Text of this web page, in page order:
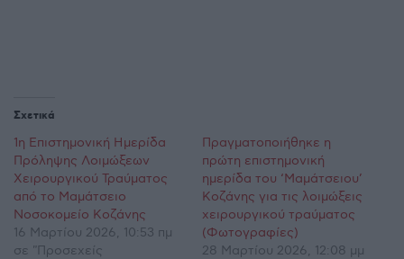
Σχετικά
1η Επιστημονική Ημερίδα
Πρόληψης Λοιμώξεων
Χειρουργικού Τραύματος
από το Μαμάτσειο
Νοσοκομείο Κοζάνης
16 Μαρτίου 2026, 10:53 πμ
σε "Προσεχείς
Πραγματοποιήθηκε η
πρώτη επιστημονική
ημερίδα του ‘Μαμάτσειου’
Κοζάνης για τις λοιμώξεις
χειρουργικού τραύματος
(Φωτογραφίες)
28 Μαρτίου 2026, 12:08 μμ